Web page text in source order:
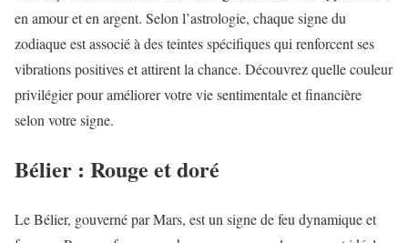
en amour et en argent. Selon l’astrologie, chaque signe du
zodiaque est associé à des teintes spécifiques qui renforcent ses
vibrations positives et attirent la chance. Découvrez quelle couleur
privilégier pour améliorer votre vie sentimentale et financière
selon votre signe.
Bélier : Rouge et doré
Le Bélier, gouverné par Mars, est un signe de feu dynamique et